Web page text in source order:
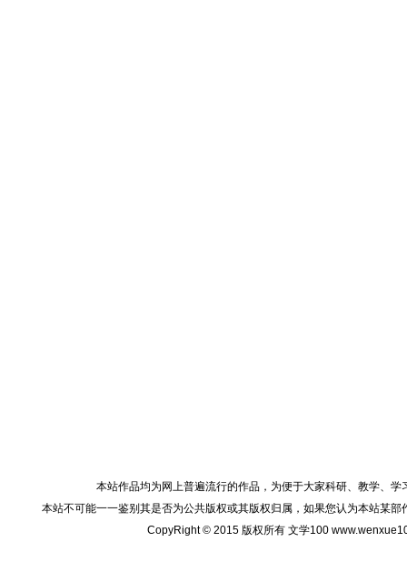
本站作品均为网上普遍流行的作品，为便于大家科研、教学、
本站不可能一一鉴别其是否为公共版权或其版权归属，如果您认为本站某
CopyRight © 2015 版权所有 文学100